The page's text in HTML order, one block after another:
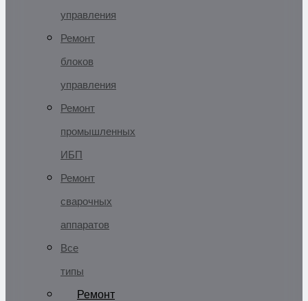
управления
Ремонт
блоков
управления
Ремонт
промышленных
ИБП
Ремонт
сварочных
аппаратов
Все
типы
Ремонт